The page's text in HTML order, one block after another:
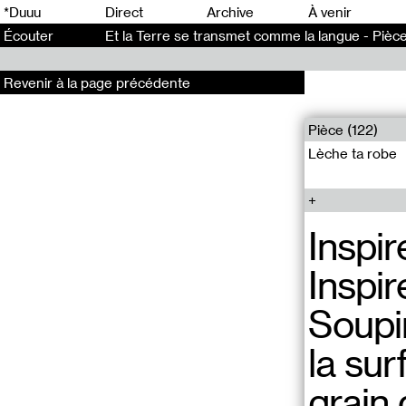
*Duuu Direct Archive
À venir
Écouter
Et la Terre se transmet comme la langue -
Pièce (122)
Lèche ta robe
la
Revenir à la page précédente